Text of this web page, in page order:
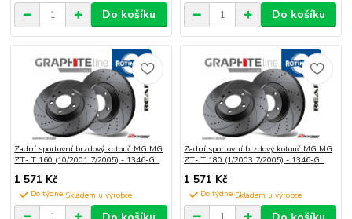
Do košíku Do košíku
Zadní sportovní brzdový kotouč MG MG
ZT- T 160 (10/2001 7/2005) - 1346-GL
1 571 Kč
Do týdne
Zadní sportovní brzdový kotouč MG MG
ZT- T 180 (1/2003 7/2005) - 1346-GL
1 571 Kč
Do týdne